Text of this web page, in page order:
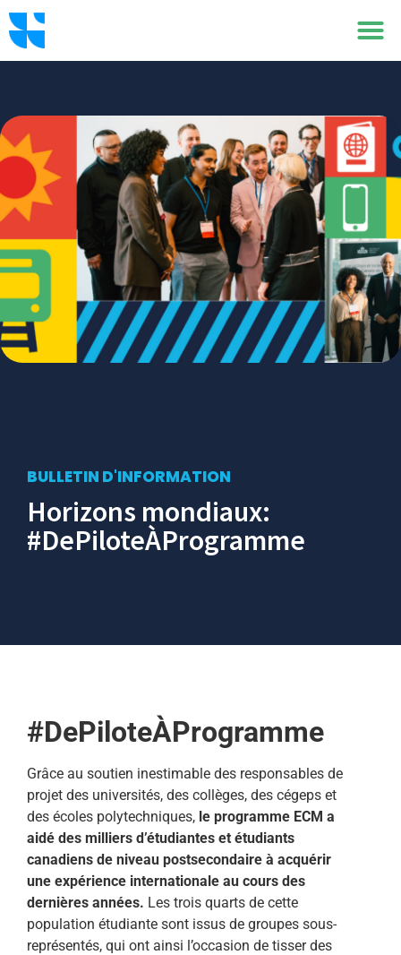
BULLETIN D'INFORMATION
Horizons mondiaux:
#DePiloteÀProgramme
#DePiloteÀProgramme
Grâce au soutien inestimable des responsables de
projet des universités, des collèges, des cégeps et
des écoles polytechniques, le programme ECM a
aidé des milliers d’étudiantes et étudiants
canadiens de niveau postsecondaire à acquérir
une expérience internationale au cours des
dernières années. Les trois quarts de cette
population étudiante sont issus de groupes sous-
représentés, qui ont ainsi l’occasion de tisser des